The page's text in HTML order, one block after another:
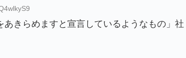
きらめますと宣言しているようなもの」社